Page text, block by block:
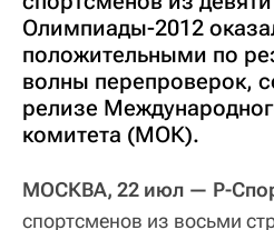
Олимпиады-2012
положительными по
волны перепроверок,
релизе
комитета (МОК).
МОСКВА, 22 июл — Р-
спортсменов из восьми